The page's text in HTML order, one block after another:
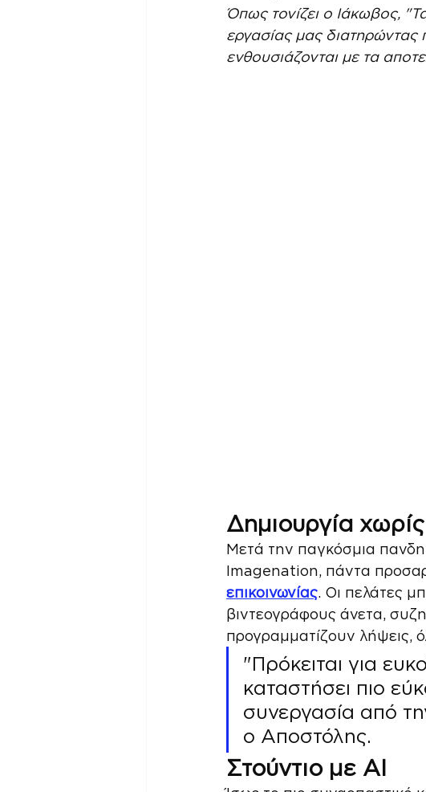
Όπως τονίζει ο Ιάκωβος,
εργασίας μας διατηρώντας
ενθουσιάζονται με τα
Δημιουργία
Μετά την παγκόσμια
Imagenation, πάντα
επικοινωνίας . Οι πελάτες
βιντεογράφους άνετα,
προγραμματίζουν λήψεις,
"Πρόκειται για
καταστήσει πιο
συνεργασία από
ο Αποστόλης.
Στούντιο με AI